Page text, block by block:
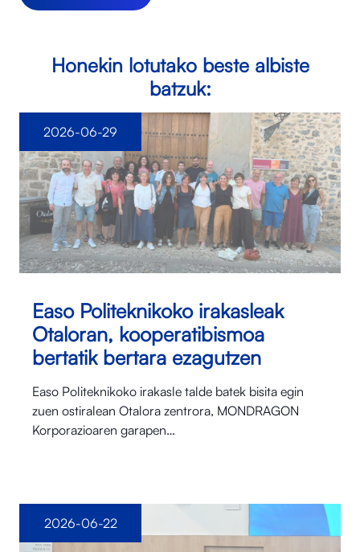
Honekin lotutako beste albiste
batzuk:
Easo Politeknikoko irakasleak
Otaloran, kooperatibismoa
bertatik bertara ezagutzen
Easo Politeknikoko irakasle talde batek bisita egin
zuen ostiralean Otalora⁠ zentrora, MONDRAGON
Korporazioaren garapen…
2026-06-29
2026-06-22